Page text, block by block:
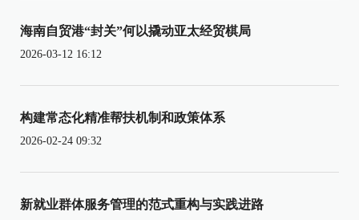
海南自贸港“封关”何以撬动亚太经贸棋局
2026-03-12 16:12
构建常态化精准帮扶机制和政策体系
2026-02-24 09:32
新就业群体服务管理的范式重构与实践进路